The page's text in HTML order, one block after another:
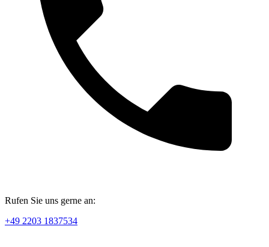
Rufen Sie uns gerne an:
+49 2203 1837534